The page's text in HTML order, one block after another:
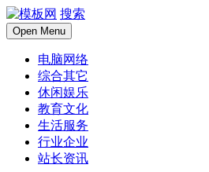
搜索
Open Menu
电脑网络
综合其它
休闲娱乐
教育文化
生活服务
行业企业
站长资讯